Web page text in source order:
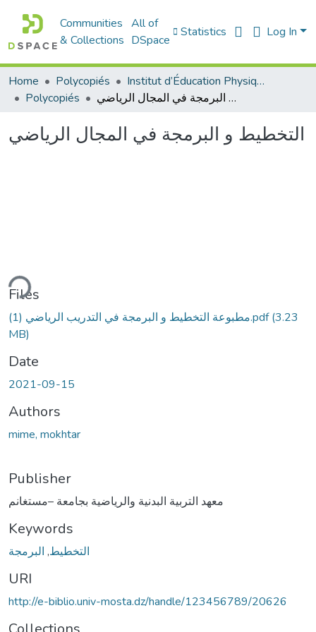
Communities
& Collections
All of
DSpace
Statistics Log In
Home Polycopiés
Institut d’Éducation Physique et Sportive
Polycopiés
التخطيط و البرمجة في المجال الرياضي
التخطيط و البرمجة في المجال الرياضي
Files
مطبوعة التخطيط و البرمجة في التدريب الرياضي (1).pdf(3.23
MB)
Date
2021-09-15
Authors
mime, mokhtar
Publisher
معهد التربية البدنية والرياضية بجامعة –مستغانم
Keywords
التخطيط, البرمجة
URI
http://e-biblio.univ-mosta.dz/handle/123456789/20626